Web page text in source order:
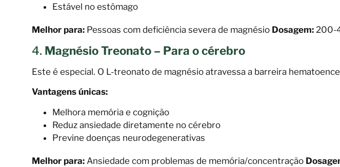
Estável no estômago
Melhor para: Pessoas com deficiência severa de magnésio Dosagem: 200-
4. Magnésio Treonato – Para o cérebro
Este é especial. O L-treonato de magnésio atravessa a barreira
Vantagens únicas:
Melhora memória e cognição
Reduz ansiedade diretamente no cérebro
Previne doenças neurodegenerativas
Melhor para: Ansiedade com problemas de memória/concentração